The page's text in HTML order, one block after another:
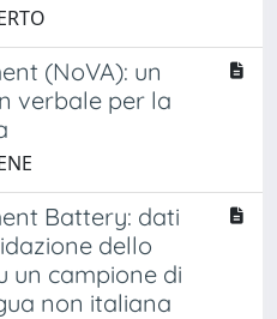
(NoVA): un
verbale per la
Battery: dati
dello
un campione di
non italiana